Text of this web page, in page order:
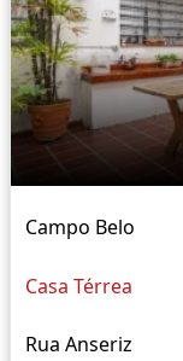
Campo Belo
Casa Térrea
Rua Anseriz